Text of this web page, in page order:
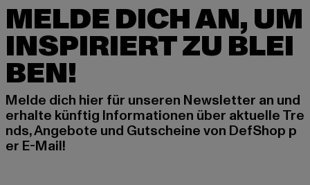
MELDE DICH AN, UM
INSPIRIERT ZU BLEI
BEN!
Melde dich hier für unseren Newsletter an und
erhalte künftig Informationen über aktuelle Tre
nds, Angebote und Gutscheine von DefShop p
er E-Mail!